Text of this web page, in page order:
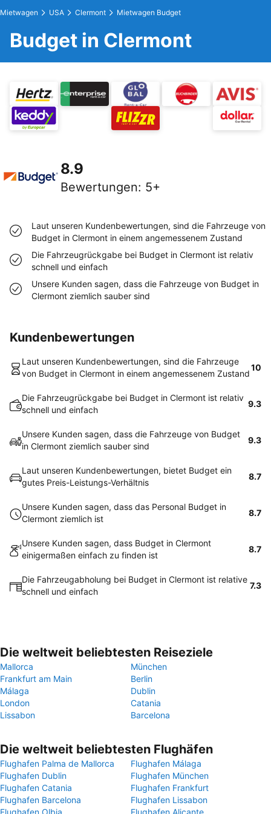
Mietwagen USA Clermont Mietwagen Budget
Budget in Clermont
8.9
Bewertungen: 5+
Laut unseren Kundenbewertungen, sind die Fahrzeuge von
Budget in Clermont in einem angemessenem Zustand
Die Fahrzeugrückgabe bei Budget in Clermont ist relativ
schnell und einfach
Unsere Kunden sagen, dass die Fahrzeuge von Budget in
Clermont ziemlich sauber sind
Kundenbewertungen
Laut unseren Kundenbewertungen, sind die Fahrzeuge
von Budget in Clermont in einem angemessenem Zustand
10
Die Fahrzeugrückgabe bei Budget in Clermont ist relativ
schnell und einfach
9.3
Unsere Kunden sagen, dass die Fahrzeuge von Budget
in Clermont ziemlich sauber sind
9.3
Laut unseren Kundenbewertungen, bietet Budget ein
gutes Preis-Leistungs-Verhältnis
8.7
Unsere Kunden sagen, dass das Personal Budget in
Clermont ziemlich ist
8.7
Unsere Kunden sagen, dass Budget in Clermont
einigermaßen einfach zu finden ist
8.7
Die Fahrzeugabholung bei Budget in Clermont ist relative
schnell und einfach
7.3
Die weltweit beliebtesten Reiseziele
Mallorca
München
Frankfurt am Main
Berlin
Málaga
Dublin
London
Catania
Lissabon
Barcelona
Die weltweit beliebtesten Flughäfen
Flughafen Palma de Mallorca
Flughafen Málaga
Flughafen Dublin
Flughafen München
Flughafen Catania
Flughafen Frankfurt
Flughafen Barcelona
Flughafen Lissabon
Flughafen Olbia
Flughafen Alicante